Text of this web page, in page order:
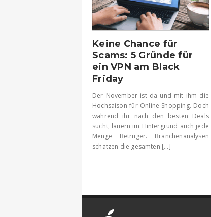
Keine Chance für
Scams: 5 Gründe für
ein VPN am Black
Friday
Der November ist da und mit ihm die
Hochsaison für Online-Shopping. Doch
während ihr nach den besten Deals
sucht, lauern im Hintergrund auch jede
Menge Betrüger. Branchenanalysen
schätzen die gesamten [...]